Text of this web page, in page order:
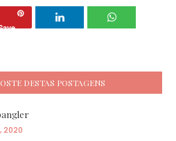
DESTAS POSTAGENS
2020